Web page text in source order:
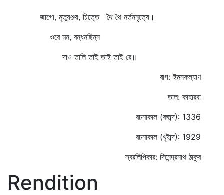
জাগো, মৃত্যুঞ্জয়, চিত্তে থৈ থৈ নর্তননৃত্যে।
ওরে মন, বন্ধনছিন্ন
দাও তালি তাই তাই তাই রে॥
রাগ: ইমনকল্যাণ
তাল: কাহারবা
রচনাকাল (বঙ্গাব্দ): 1336
রচনাকাল (খৃষ্টাব্দ): 1929
স্বরলিপিকার: দিনেন্দ্রনাথ ঠাকুর
Rendition